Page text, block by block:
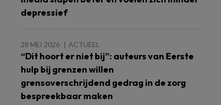
depressief
28 MEI 2026 ACTUEEL
“Dit hoort er niet bij”: auteurs van Eerste
hulp bij grenzen willen
grensoverschrijdend gedrag in de zorg
bespreekbaar maken